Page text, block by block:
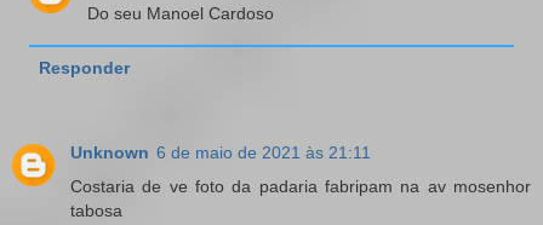
Do seu Manoel Cardoso
Responder
Unknown 6 de maio de 2021 às 21:11
Costaria de ve foto da padaria fabripam na av mosenhor
tabosa